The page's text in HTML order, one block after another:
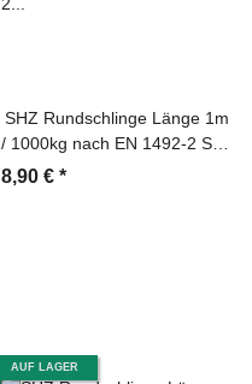
SHZ Rundschlinge Länge 1m
/ 1000kg nach EN 1492-2 SF7
8,90 € *
AUF LAGER